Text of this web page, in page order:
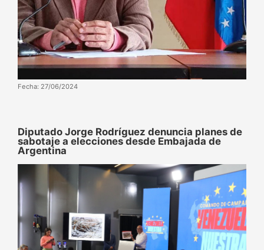
Fecha: 27/06/2024
Diputado Jorge Rodríguez denuncia planes de
sabotaje a elecciones desde Embajada de
Argentina